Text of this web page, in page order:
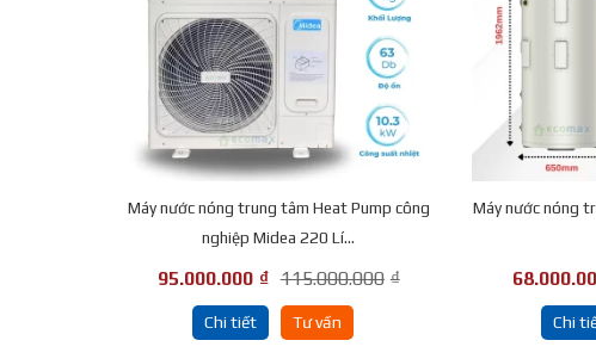
Máy nước nóng trung tâm Heat Pump công
nghiệp Midea 220 Lí...
95.000.000 ₫ 115.000.000 ₫
Chi tiết Tư vấn
Máy nước nóng
Chi